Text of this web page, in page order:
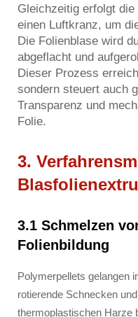
Gleichzeitig erfolgt
einen Luftkranz, um
Die Folienblase wird
abgeflacht und
Dieser Prozess
sondern steuert auch
Transparenz und
Folie.
3.
3.1 Schmelzen
Folienbildung
Polymerpellets gelangen
rotierende Schnecken
thermoplastischen Harze